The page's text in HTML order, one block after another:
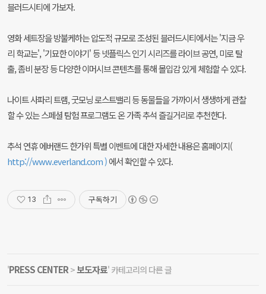
블러드시티에 가보자.
영화 세트장을 방불케하는 압도적 규모로 조성된 블러드시티에서는 '지금 우
리 학교는', '기묘한 이야기' 등 넷플릭스 인기 시리즈를 라이브 공연, 미로 탈
출, 좀비 분장 등 다양한 이머시브 콘텐츠를 통해 몰입감 있게 체험할 수 있다.
나이트 사파리 트램, 굿모닝 로스트밸리 등 동물들을 가까이서 생생하게 관찰
할 수 있는 스페셜 탐험 프로그램도 온 가족 추석 즐길거리로 추천한다.
추석 연휴 에버랜드 한가위 특별 이벤트에 대한 자세한 내용은 홈페이지(
http://www.everland.com )에서 확인할 수 있다.
13 구독하기
'PRESS CENTER>보도자료' 카테고리의 다른 글